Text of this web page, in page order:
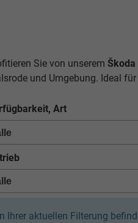
Sie von unseremŠkoda
und Umgebung. Ideal
Art
In Ihrer aktuellen Filterung